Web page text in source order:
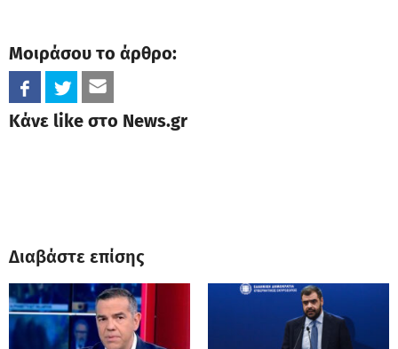
Μοιράσου το άρθρο:
Κάνε like στο News.gr
Διαβάστε επίσης